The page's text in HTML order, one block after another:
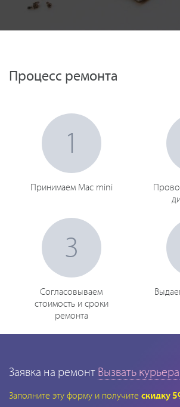
Процесс ремонта
1
Принимаем Mac mini
3
Согласовываем
стоимость и сроки
ремонта
Заявка на ремонт Вызвать курьера
Заполните эту форму и получите скидку